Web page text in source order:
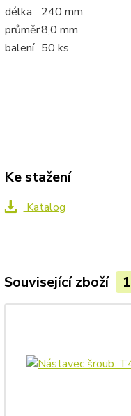
délka
240 mm
průměr8,0 mm
balení 50 ks
Ke stažení
Katalog
Související zboží 1